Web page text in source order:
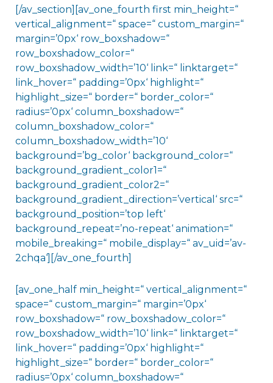
[/av_section][av_one_fourth first min_height=“
vertical_alignment=“ space=“ custom_margin=“
margin=’0px‘ row_boxshadow=“
row_boxshadow_color=“
row_boxshadow_width=’10‘ link=“ linktarget=“
link_hover=“ padding=’0px‘ highlight=“
highlight_size=“ border=“ border_color=“
radius=’0px‘ column_boxshadow=“
column_boxshadow_color=“
column_boxshadow_width=’10‘
background=’bg_color‘ background_color=“
background_gradient_color1=“
background_gradient_color2=“
background_gradient_direction=’vertical‘ src=“
background_position=’top left‘
background_repeat=’no-repeat‘ animation=“
mobile_breaking=“ mobile_display=“ av_uid=’av-
2chqa‘][/av_one_fourth]
[av_one_half min_height=“ vertical_alignment=“
space=“ custom_margin=“ margin=’0px‘
row_boxshadow=“ row_boxshadow_color=“
row_boxshadow_width=’10‘ link=“ linktarget=“
link_hover=“ padding=’0px‘ highlight=“
highlight_size=“ border=“ border_color=“
radius=’0px‘ column_boxshadow=“